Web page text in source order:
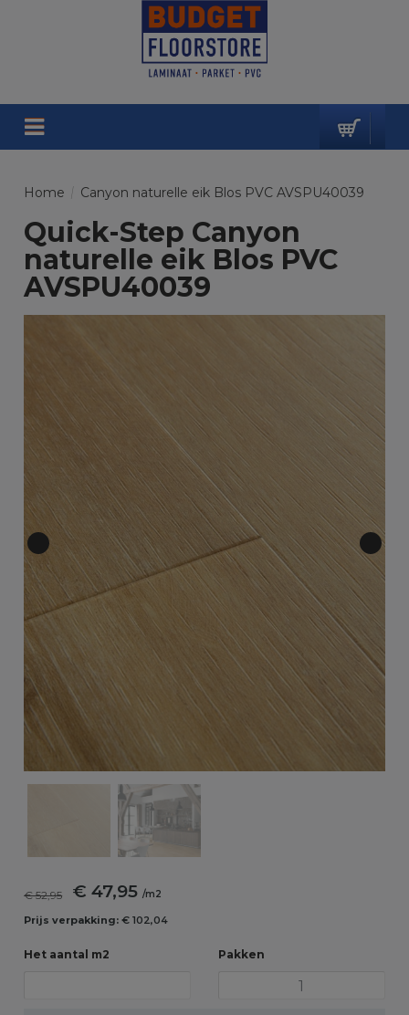
Home Canyon naturelle eik Blos PVC AVSPU40039
Quick-Step Canyon
naturelle eik Blos PVC
AVSPU40039
€ 52,95 € 47,95/m2
Prijs verpakking: € 102,04
Het aantal m2 Pakken